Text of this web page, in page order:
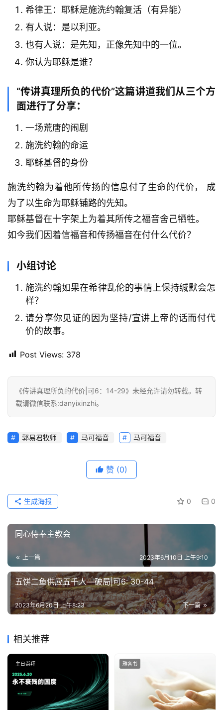
希律王：耶稣是施洗约翰复活（有异能）
有人说：是以利亚。
也有人说：是先知，正像先知中的一位。
你认为耶稣是谁？
“传讲真理所负的代价”这篇讲道我们从三个方
面进行了分享：
一场荒唐的闹剧
施洗约翰的命运
耶稣基督的身份
施洗约翰为着他所传扬的信息付了生命的代价， 成
为了以生命为耶稣铺路的先知。
耶稣基督在十字架上为着其所传之福音舍己牺牲。
如今我们因着信福音和传扬福音在付什么代价？
小组讨论
施洗约翰如果在希律乱伦的事情上保持缄默会怎
样？
请分享你见证的因为坚持/宣讲上帝的话而付代
价的故事。
Post Views: 378
《传讲真理所负的代价|可6：14-29》未经允许请勿转载。转
载请微信联系:danyixinzhi。
郭易君牧师 马可福音 马可福音
赞 (0)
0 0
生成海报
同心侍奉主教会
上一篇 2023年6月10日 上午9:10
五饼二鱼供应五千人—破局|可6: 30-44
下一篇
2023年6月20日 上午8:23
相关推荐
主日崇拜 雅各书